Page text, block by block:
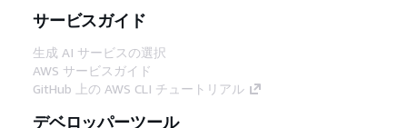
サービスガイド
生成 AI サービスの選択
AWS サービスガイド
GitHub 上の AWS CLI チュートリアル
デベロッパーツール